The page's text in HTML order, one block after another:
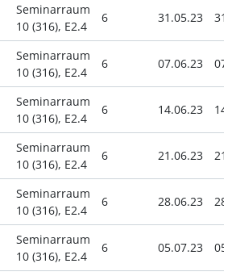
Seminarraum
10 (316), E2.4
6 31.05.23
Seminarraum
10 (316), E2.4
6 07.06.23
Seminarraum
10 (316), E2.4
6 14.06.23
Seminarraum
10 (316), E2.4
6 21.06.23
Seminarraum
10 (316), E2.4
6 28.06.23
Seminarraum
10 (316), E2.4
6 05.07.23